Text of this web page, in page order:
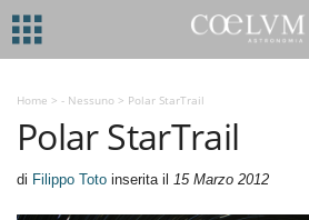
Home > - Nessuno > Polar StarTrail
Polar StarTrail
di Filippo Toto inserita il 15 Marzo 2012